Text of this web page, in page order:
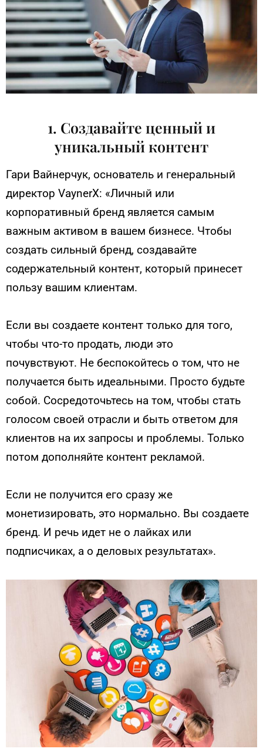
1. Создавайте ценный и
уникальный контент
Гари Вайнерчук, основатель и генеральный
директор VaynerX: «Личный или
корпоративный бренд является самым
важным активом в вашем бизнесе. Чтобы
создать сильный бренд, создавайте
содержательный контент, который принесет
пользу вашим клиентам.
Если вы создаете контент только для того,
чтобы что-то продать, люди это
почувствуют. Не беспокойтесь о том, что не
получается быть идеальными. Просто будьте
собой. Сосредоточьтесь на том, чтобы стать
голосом своей отрасли и быть ответом для
клиентов на их запросы и проблемы. Только
потом дополняйте контент рекламой.
Если не получится его сразу же
монетизировать, это нормально. Вы создаете
бренд. И речь идет не о лайках или
подписчиках, а о деловых результатах».